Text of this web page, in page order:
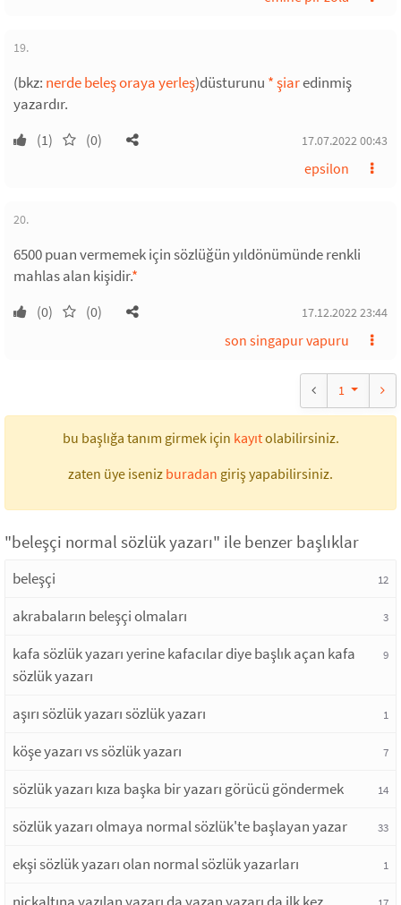
19.
(bkz: nerde beleş oraya yerleş)düsturunu *şiaredinmiş
yazardır.
(1) (0) 17.07.2022 00:43
epsilon
20.
6500 puan vermemek için sözlüğün yıldönümünde renkli
mahlas alan kişidir.*
(0) (0) 17.12.2022 23:44
son singapur vapuru
1
bu başlığa tanım girmek için kayıtolabilirsiniz.
zaten üye iseniz buradan giriş yapabilirsiniz.
"beleşçi normal sözlük yazarı" ile benzer başlıklar
beleşçi 12
akrabaların beleşçi olmaları 3
kafa sözlük yazarı yerine kafacılar diye başlık açan kafa
sözlük yazarı
9
aşırı sözlük yazarı sözlük yazarı 1
köşe yazarı vs sözlük yazarı 7
sözlük yazarı kıza başka bir yazarı görücü göndermek 14
sözlük yazarı olmaya normal sözlük'te başlayan yazar 33
ekşi sözlük yazarı olan normal sözlük yazarları 1